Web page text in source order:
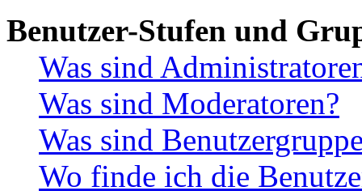
Benutzer-Stufen und
Was sind
Was sind Moderatoren?
Was sind
Wo finde ich die